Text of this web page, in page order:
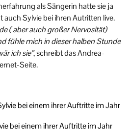
als Sängerin hatte sie ja
auch Sylvie bei ihren Autritten live.
( aber auch großer Nervosität)
fühle mich in dieser halben Stunde
ich sie”, schreibt das Andrea-
Seite.
bei einem ihrer Auftritte im Jahr